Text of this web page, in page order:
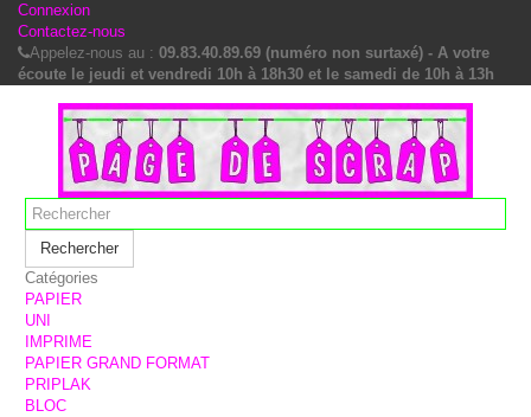
Connexion
Contactez-nous
Appelez-nous au : 09.83.40.89.69 (numéro non surtaxé) - A votre
écoute le jeudi et vendredi 10h à 18h30 et le samedi de 10h à 13h
Rechercher
Catégories
PAPIER
UNI
IMPRIME
PAPIER GRAND FORMAT
PRIPLAK
BLOC